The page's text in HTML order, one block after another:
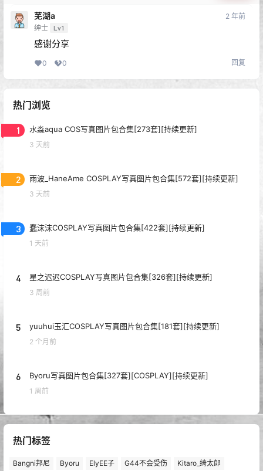
芜湖a
绅士 Lv1
2 年前
感谢分享
0 0 回复
热门浏览
1 水淼aqua COS写真图片包合集[273套][持续更新]
3 天前
2 雨波_HaneAme COSPLAY写真图片包合集[572套][持续更新]
3 天前
3 蠢沫沫COSPLAY写真图片包合集[422套][持续更新]
1 天前
4 星之迟迟COSPLAY写真图片包合集[326套][持续更新]
3 周前
5 yuuhui玉汇COSPLAY写真图片包合集[181套][持续更新]
2 个月前
6 Byoru写真图片包合集[327套][COSPLAY][持续更新]
1 周前
热门标签
Bangni邦尼 Byoru ElyEE子 G44不会受伤 Kitaro_绮太郎